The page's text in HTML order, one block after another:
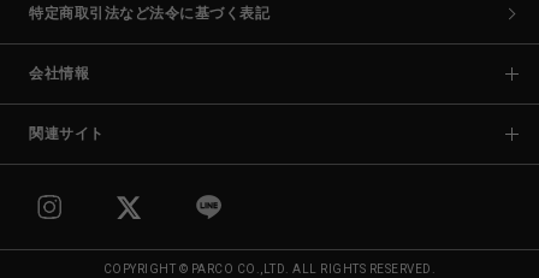
特定商取引法など法令に基づく表記
会社情報
関連サイト
COPYRIGHT © PARCO CO.,LTD. ALL RIGHTS RESERVED.